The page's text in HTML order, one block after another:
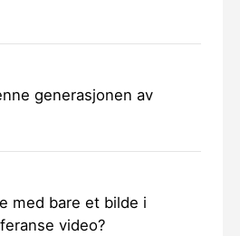
generasjonen av
med bare et bilde i
video?